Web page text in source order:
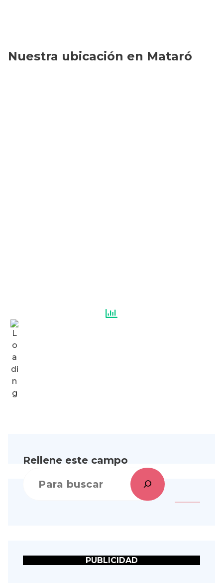
Nuestra ubicación en Mataró
Rellene este campo
PUBLICIDAD